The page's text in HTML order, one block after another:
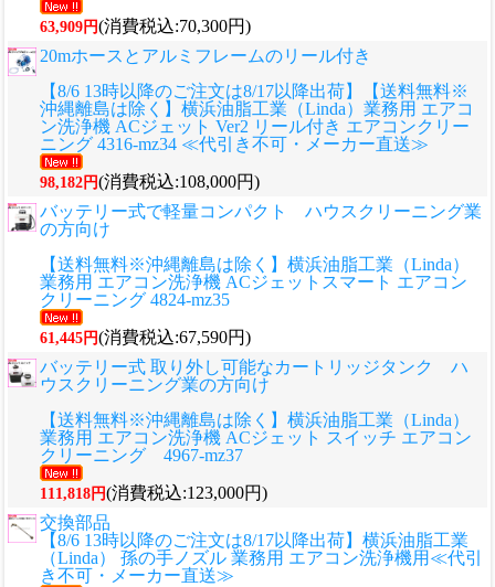
63,909円(消費税込:70,300円)
20mホースとアルミフレームのリール付き
【8/6 13時以降のご注文は8/17以降出荷】【送料無料※
沖縄離島は除く】横浜油脂工業（Linda）業務用 エアコ
ン洗浄機 ACジェット Ver2 リール付き エアコンクリー
ニング 4316-mz34 ≪代引き不可・メーカー直送≫
98,182円(消費税込:108,000円)
バッテリー式で軽量コンパクト ハウスクリーニング業
の方向け
【送料無料※沖縄離島は除く】横浜油脂工業（Linda）
業務用 エアコン洗浄機 ACジェットスマート エアコン
クリーニング 4824-mz35
61,445円(消費税込:67,590円)
バッテリー式 取り外し可能なカートリッジタンク ハ
ウスクリーニング業の方向け
【送料無料※沖縄離島は除く】横浜油脂工業（Linda）
業務用 エアコン洗浄機 ACジェット スイッチ エアコン
クリーニング 4967-mz37
111,818円(消費税込:123,000円)
交換部品
【8/6 13時以降のご注文は8/17以降出荷】横浜油脂工業
（Linda） 孫の手ノズル 業務用 エアコン洗浄機用≪代引
き不可・メーカー直送≫